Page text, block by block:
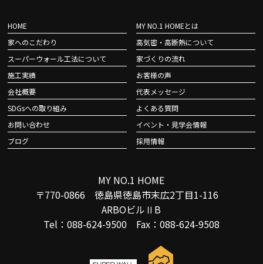
HOME
MY NO.1 HOMEとは
家へのこだわり
高気密・高断熱について
スーパーウォール工法について
家づくりの流れ
施工実績
お客様の声
会社概要
代表メッセージ
SDGsへの取り組み
よくある質問
お問い合わせ
イベント・見学会情報
ブログ
採用情報
MY NO.1 HOME
〒770-0866 徳島県徳島市末広2丁目1-116
ARBOビルⅡB
Tel：088-624-9500 Fax：088-624-9508